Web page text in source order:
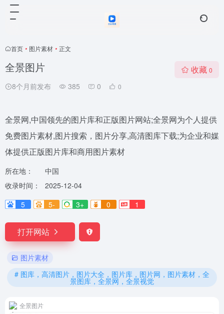
首页 • 图片素材 • 正文
全景图片
8个月前发布 385 0 0
收藏 0
全景网,中国领先的图片库和正版图片网站;全景网为个人提供
免费图片素材,图片搜索，图片分享,高清图库下载;为企业和媒
体提供正版图片库和商用图片素材
所在地：
中国
收录时间：
2025-12-04
5
5- 3+ 0 1
打开网站
图片素材
# 图库，高清图片，图片大全，图片库，图片网，图片素材，全
景图库，全景网，全景视觉
全景图片